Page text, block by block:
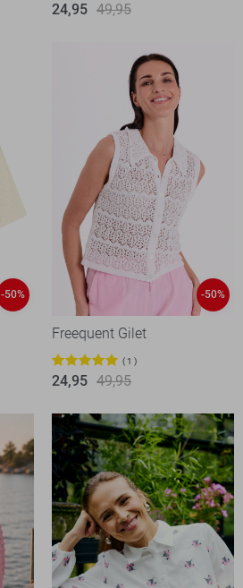
24,95 49,95
-50% -50%
Freequent Gilet
1
24,95 49,95